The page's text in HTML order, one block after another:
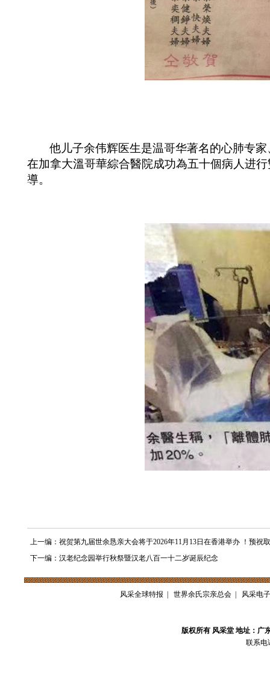
他儿子余伟辉医生是温哥华著名的心肺专
在加拿大溫哥華綜合醫院成功為五十個病人进
導。
上一编：祝贺第九届世余恳亲大会将于2026年11月13日在香港举办 ！预祝
下一编：汉老纪念园举行秋祭暨汉老八百一十二岁诞辰纪念
风采全球特报 世界余氏宗亲总会 风采电
版权所有 风采堂 地址：广
联系电